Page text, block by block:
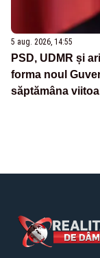
5 aug. 2026, 14:55
PSD, UDMR și
forma noul
săptămâna